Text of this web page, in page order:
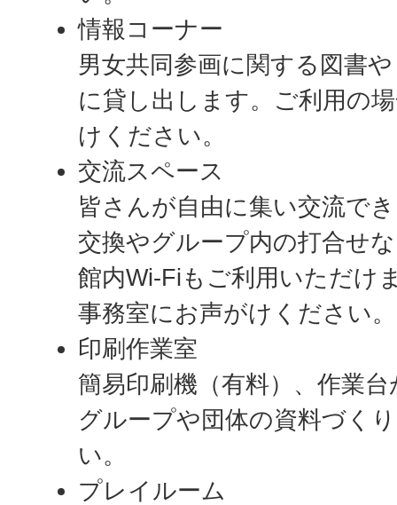
情報コーナー
男女共同参画に関する図書
に貸し出します。ご利用の
けください。
交流スペース
皆さんが自由に集い交流で
交換やグループ内の打合せ
館内Wi-Fiもご利用いただけ
事務室にお声がけください。
印刷作業室
簡易印刷機（有料）、作業
グループや団体の資料づく
い。
プレイルーム